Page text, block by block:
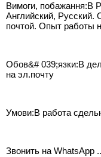
Вимоги, побажання:В
Английский,
почтой. Опыт работы
Обов&# 039;язки:В
на эл.почту
Умови:В работа
Звонить на WhatsApp